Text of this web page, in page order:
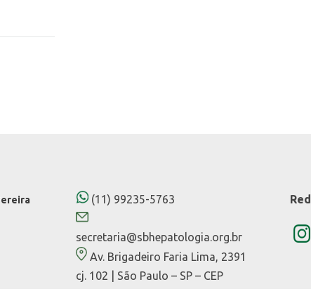
(11) 99235-5763
secretaria@sbhepatologia.org.br
Av. Brigadeiro Faria Lima, 2391
cj. 102 | São Paulo – SP – CEP